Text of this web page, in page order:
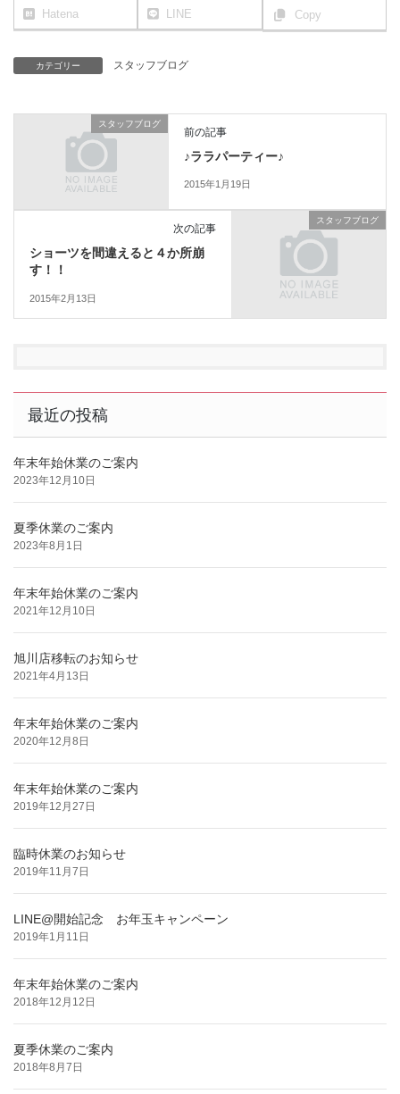
Hatena LINE Copy
カテゴリー スタッフブログ
スタッフブログ
前の記事
♪ララパーティー♪
2015年1月19日
スタッフブログ
次の記事
ショーツを間違えると４か所崩
す！！
2015年2月13日
最近の投稿
年末年始休業のご案内
2023年12月10日
夏季休業のご案内
2023年8月1日
年末年始休業のご案内
2021年12月10日
旭川店移転のお知らせ
2021年4月13日
年末年始休業のご案内
2020年12月8日
年末年始休業のご案内
2019年12月27日
臨時休業のお知らせ
2019年11月7日
LINE@開始記念 お年玉キャンペーン
2019年1月11日
年末年始休業のご案内
2018年12月12日
夏季休業のご案内
2018年8月7日